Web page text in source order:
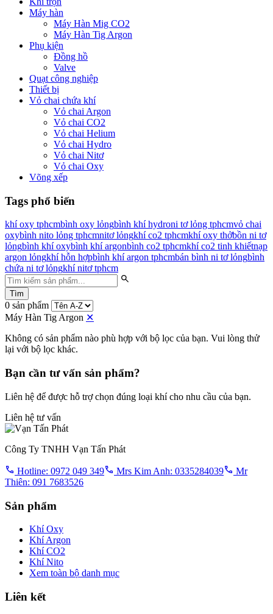
Máy hàn
Máy Hàn Mig CO2
Máy Hàn Tig Argon
Phụ kiện
Đồng hồ
Valve
Quạt công nghiệp
Thiết bị
Vỏ chai chứa khí
Vỏ chai Argon
Vỏ chai CO2
Vỏ chai Helium
Vỏ chai Hydro
Vỏ chai Nitơ
Vỏ chai Oxy
Võng xếp
Tags phổ biến
khí oxy tphcmbình oxy lỏngbình khí hydroni tơ lỏng tphcmvỏ chai
oxybình nito lỏng tphcmnitơ lỏngkhí co2 tphcmkhí oxy thởbồn ni tơ
lỏngbình khí oxybình khí argonbình co2 tphcmkhí co2 tinh khiếtnạp
argon lỏngkhí hỗn hợpbình khí argon tphcmbán bình ni tơ lỏngbình
chứa ni tơ lỏngkhí nitơ tphcm
Tìm
0 sản phẩm
Máy Hàn Tig Argon ✕
Không có sản phẩm nào phù hợp với bộ lọc của bạn. Vui lòng thử
lại với bộ lọc khác.
Bạn cần tư vấn sản phẩm?
Liên hệ để được hỗ trợ chọn đúng loại khí cho nhu cầu của bạn.
Liên hệ tư vấn
Công Ty TNHH Vạn Tấn Phát
Hotline: 0972 049 349 Mrs Kim Anh: 0335284039
Mr
Thiên: 091 7683526
Sản phẩm
Khí Oxy
Khí Argon
Khí CO2
Khí Nito
Xem toàn bộ danh mục
Liên kết